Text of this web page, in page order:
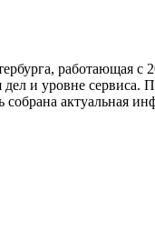
работающая с
и уровне сервиса.
актуальная